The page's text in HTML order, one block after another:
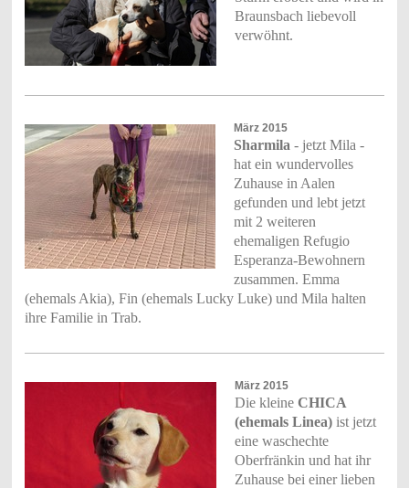
Braunsbach liebevoll
verwöhnt.
März 2015
Sharmila - jetzt Mila -
hat ein wundervolles
Zuhause in Aalen
gefunden und lebt jetzt
mit 2 weiteren
ehemaligen Refugio
Esperanza-Bewohnern
zusammen. Emma
(ehemals Akia), Fin (ehemals Lucky Luke) und Mila halten
ihre Familie in Trab.
März 2015
Die kleine CHICA
(ehemals Linea)ist jetzt
eine waschechte
Oberfränkin und hat ihr
Zuhause bei einer lieben